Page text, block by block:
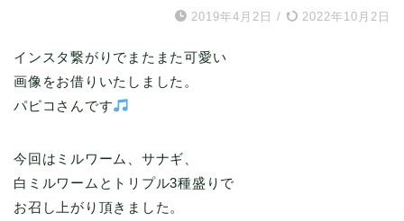
2019年4月2日 / 2022年10月2日
インスタ繋がりでまたまた可愛い
画像をお借りいたしました。
パピコさんです
今回はミルワーム、サナギ、
白ミルワームとトリプル3種盛りで
お召し上がり頂きました。